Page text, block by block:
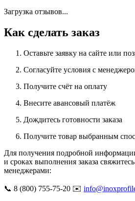
Загрузка отзывов...
Как сделать заказ
Оставьте заявку на сайте или
Согласуйте условия с
Получите счёт на оплату
Внесите авансовый платёж
Дождитесь готовности заказа
Получите товар выбранным
Для получения подробной
и сроках выполнения заказа
менеджерами:
📞 8 (800) 755-75-20 ✉️